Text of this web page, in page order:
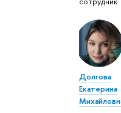
Долгова
Екатерина